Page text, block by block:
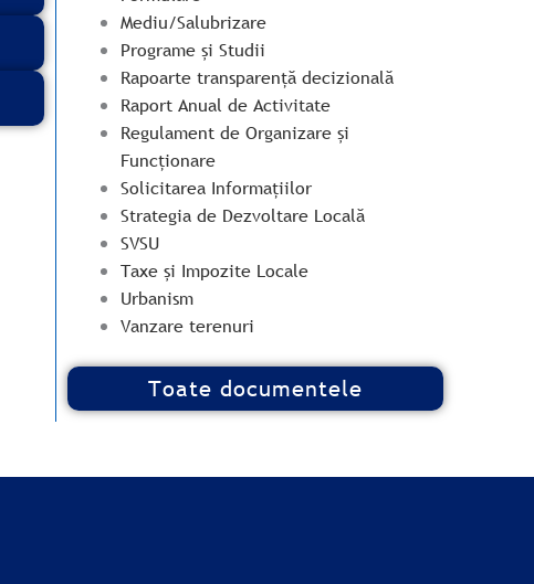
Mediu/Salubrizare
Programe și Studii
Rapoarte transparență decizională
Raport Anual de Activitate
Regulament de Organizare și
Funcționare
Solicitarea Informațiilor
Strategia de Dezvoltare Locală
SVSU
Taxe și Impozite Locale
Urbanism
Vanzare terenuri
Toate documentele